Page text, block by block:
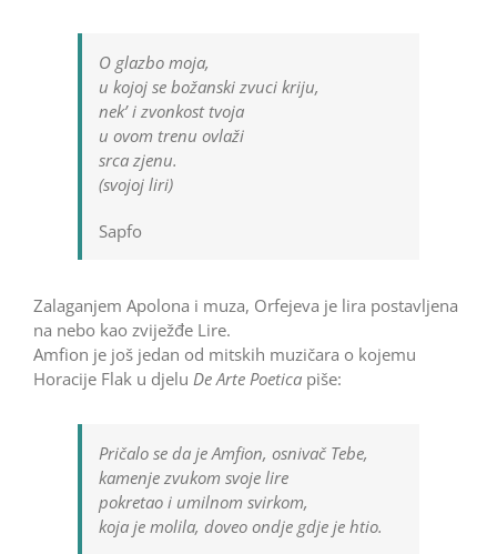
O glazbo moja,
u kojoj se božanski zvuci kriju,
nek’ i zvonkost tvoja
u ovom trenu ovlaži
srca zjenu.
(svojoj liri)
Sapfo
Zalaganjem Apolona i muza, Orfejeva je lira postavljena
na nebo kao zviježđe Lire.
Amfion je još jedan od mitskih muzičara o kojemu
Horacije Flak u djelu De Arte Poetica piše:
Pričalo se da je Amfion, osnivač Tebe,
kamenje zvukom svoje lire
pokretao i umilnom svirkom,
koja je molila, doveo ondje gdje je htio.